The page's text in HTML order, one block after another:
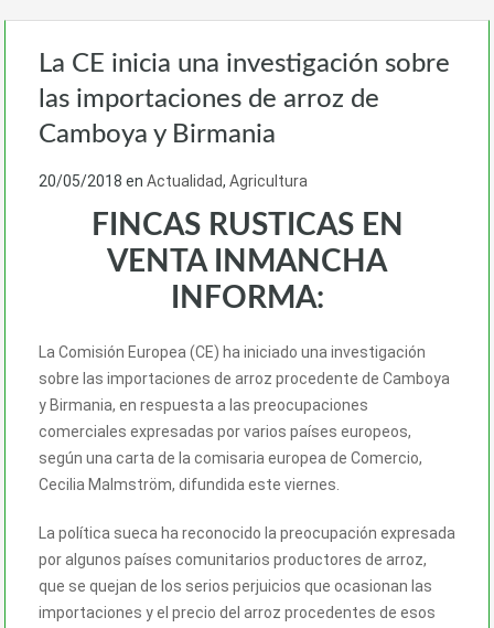
La CE inicia una investigación sobre
las importaciones de arroz de
Camboya y Birmania
20/05/2018 en Actualidad, Agricultura
FINCAS RUSTICAS EN
VENTA INMANCHA
INFORMA:
La Comisión Europea (CE) ha iniciado una investigación
sobre las importaciones de arroz procedente de Camboya
y Birmania, en respuesta a las preocupaciones
comerciales expresadas por varios países europeos,
según una carta de la comisaria europea de Comercio,
Cecilia Malmström, difundida este viernes.
La política sueca ha reconocido la preocupación expresada
por algunos países comunitarios productores de arroz,
que se quejan de los serios perjuicios que ocasionan las
importaciones y el precio del arroz procedentes de esos